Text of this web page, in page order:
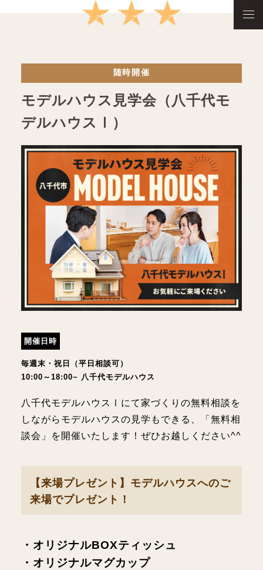
随時開催
モデルハウス見学会（八千代モ
デルハウスⅠ）
開催日時
毎週末・祝日（平日相談可）
10:00～18:00~ 八千代モデルハウス
八千代モデルハウスⅠにて家づくりの無料相談を
しながらモデルハウスの見学もできる、「無料相
談会」を開催いたします！ぜひお越しください^^
【来場プレゼント】モデルハウスへのご
来場でプレゼント！
・オリジナルBOXティッシュ
・オリジナルマグカップ